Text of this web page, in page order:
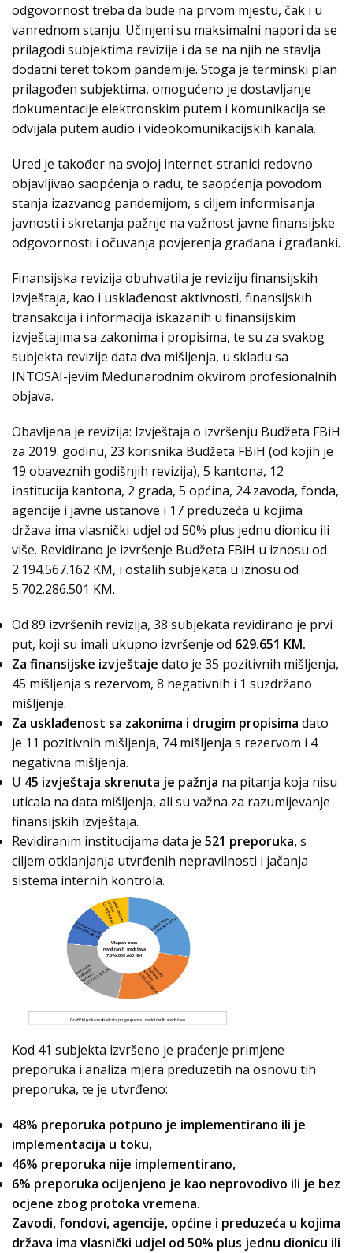
odgovornost treba da bude na prvom mjestu, čak i u
vanrednom stanju. Učinjeni su maksimalni napori da se
prilagodi subjektima revizije i da se na njih ne stavlja
dodatni teret tokom pandemije. Stoga je terminski plan
prilagođen subjektima, omogućeno je dostavljanje
dokumentacije elektronskim putem i komunikacija se
odvijala putem audio i videokomunikacijskih kanala.
Ured je također na svojoj internet-stranici redovno
objavljivao saopćenja o radu, te saopćenja povodom
stanja izazvanog pandemijom, s ciljem informisanja
javnosti i skretanja pažnje na važnost javne finansijske
odgovornosti i očuvanja povjerenja građana i građanki.
Finansijska revizija obuhvatila je reviziju finansijskih
izvještaja, kao i usklađenost aktivnosti, finansijskih
transakcija i informacija iskazanih u finansijskim
izvještajima sa zakonima i propisima, te su za svakog
subjekta revizije data dva mišljenja, u skladu sa
INTOSAI-jevim Međunarodnim okvirom profesionalnih
objava.
Obavljena je revizija: Izvještaja o izvršenju Budžeta FBiH
za 2019. godinu, 23 korisnika Budžeta FBiH (od kojih je
19 obaveznih godišnjih revizija), 5 kantona, 12
institucija kantona, 2 grada, 5 općina, 24 zavoda, fonda,
agencije i javne ustanove i 17 preduzeća u kojima
država ima vlasnički udjel od 50% plus jednu dionicu ili
više. Revidirano je izvršenje Budžeta FBiH u iznosu od
2.194.567.162 KM, i ostalih subjekata u iznosu od
5.702.286.501 KM.
Od 89 izvršenih revizija, 38 subjekata revidirano je prvi
put, koji su imali ukupno izvršenje od 629.651 KM.
Za finansijske izvještaje dato je 35 pozitivnih mišljenja,
45 mišljenja s rezervom, 8 negativnih i 1 suzdržano
mišljenje.
Za usklađenost sa zakonima i drugim propisima dato
je 11 pozitivnih mišljenja, 74 mišljenja s rezervom i 4
negativna mišljenja.
U 45 izvještaja skrenuta je pažnja na pitanja koja nisu
uticala na data mišljenja, ali su važna za razumijevanje
finansijskih izvještaja.
Revidiranim institucijama data je 521 preporuka,s
ciljem otklanjanja utvrđenih nepravilnosti i jačanja
sistema internih kontrola.
Kod 41 subjekta izvršeno je praćenje primjene
preporuka i analiza mjera preduzetih na osnovu tih
preporuka, te je utvrđeno:
48% preporuka potpuno je implementirano ili je
implementacija u toku,
46% preporuka nije implementirano,
6% preporuka ocijenjeno je kao neprovodivo ili je bez
ocjene zbog protoka vremena.
Zavodi, fondovi, agencije, općine i preduzeća u kojima
država ima vlasnički udjel od 50% plus jednu dionicu ili